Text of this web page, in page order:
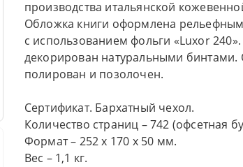
производства итальянской
Обложка книги оформлена
с использованием фольги «Luxor
декорирован натуральными бинтами.
полирован и позолочен.
Сертификат. Бархатный чехол.
Количество страниц – 742 (офсетная
Формат – 252 х 170 х 50 мм.
Вес – 1,1 кг.